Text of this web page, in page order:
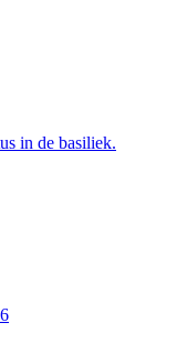
in de basiliek.